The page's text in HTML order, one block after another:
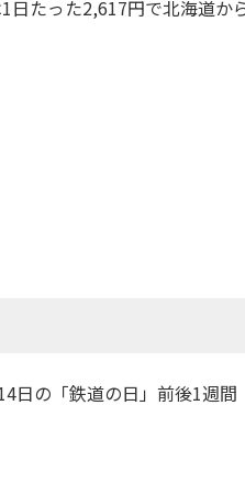
日たった2,617円で北海道か
日の「鉄道の日」前後1週間